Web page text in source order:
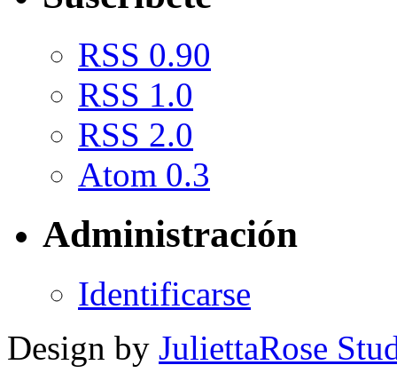
RSS 0.90
RSS 1.0
RSS 2.0
Atom 0.3
Administración
Identificarse
Design by JuliettaRose